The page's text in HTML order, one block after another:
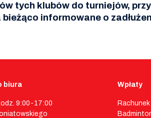
tych klubów do turniejów,
informowane o
biura
9:00-17:00
Wpłaty